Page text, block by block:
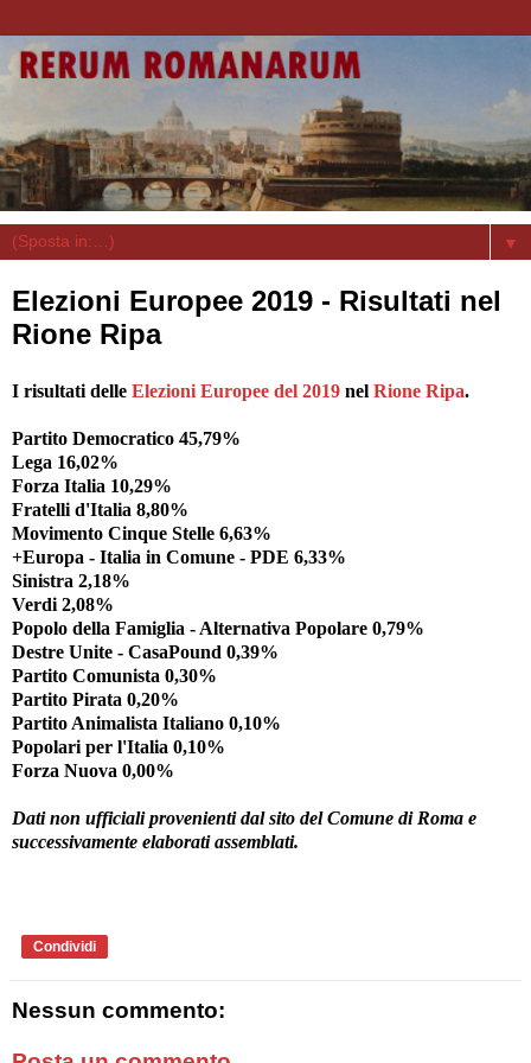
▼
Elezioni Europee 2019 - Risultati nel
Rione Ripa
I risultati delle Elezioni Europee del 2019 nel Rione Ripa.
Partito Democratico 45,79%
Lega 16,02%
Forza Italia 10,29%
Fratelli d'Italia 8,80%
Movimento Cinque Stelle 6,63%
+Europa - Italia in Comune - PDE 6,33%
Sinistra 2,18%
Verdi 2,08%
Popolo della Famiglia - Alternativa Popolare 0,79%
Destre Unite - CasaPound 0,39%
Partito Comunista 0,30%
Partito Pirata 0,20%
Partito Animalista Italiano 0,10%
Popolari per l'Italia 0,10%
Forza Nuova 0,00%
Dati non ufficiali provenienti dal sito del Comune di Roma e
successivamente elaborati assemblati.
Condividi
Nessun commento: